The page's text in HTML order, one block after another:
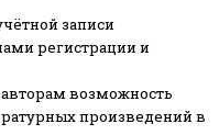
записи
регистрации и
возможность
произведений в